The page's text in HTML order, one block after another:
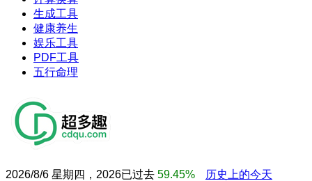
生成工具
健康养生
娱乐工具
PDF工具
五行命理
2026/8/6 星期四，2026已过去 59.45% 历史上的今天